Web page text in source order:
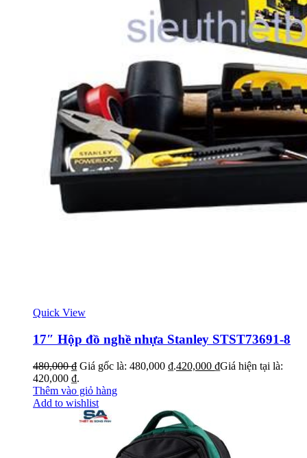
Quick View
17″ Hộp đồ nghề nhựa Stanley STST73691-8
480,000₫ Giá gốc là: 480,000 ₫.420,000 ₫Giá hiện tại là:
420,000 ₫.
Thêm vào giỏ hàng
Add to wishlist